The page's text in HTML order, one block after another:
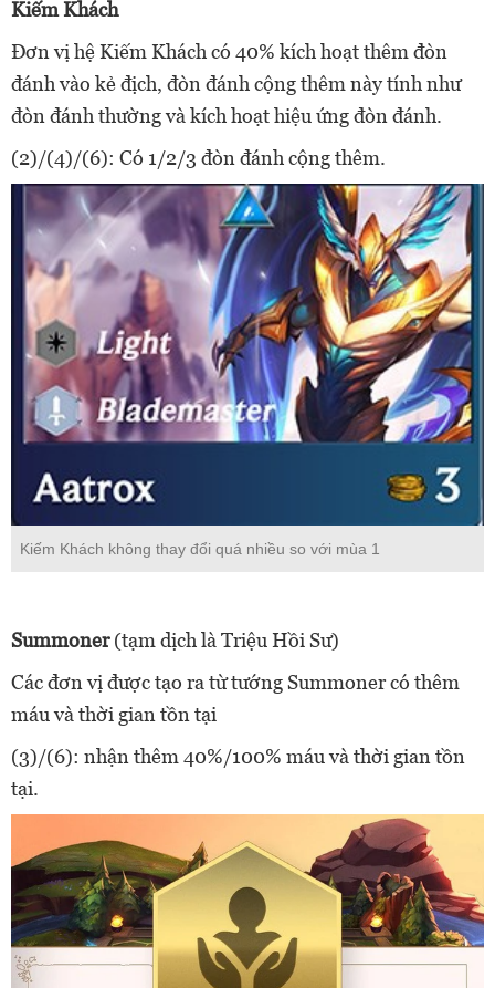
Kiếm Khách
Đơn vị hệ Kiếm Khách có 40% kích hoạt thêm đòn
đánh vào kẻ địch, đòn đánh cộng thêm này tính như
đòn đánh thường và kích hoạt hiệu ứng đòn đánh.
(2)/(4)/(6): Có 1/2/3 đòn đánh cộng thêm.
Kiếm Khách không thay đổi quá nhiều so với mùa 1
Summoner(tạm dịch là Triệu Hồi Sư)
Các đơn vị được tạo ra từ tướng Summoner có thêm
máu và thời gian tồn tại
(3)/(6): nhận thêm 40%/100% máu và thời gian tồn
tại.